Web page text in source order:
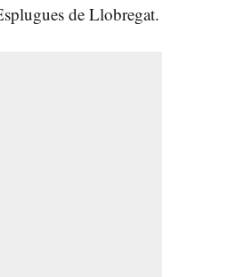
de Llobregat.